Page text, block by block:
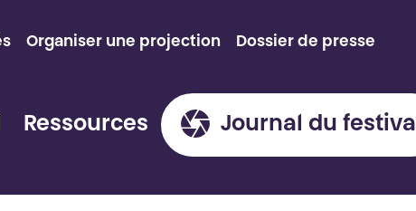
Organiser une projection Dossier de presse
Ressources Journal du festival